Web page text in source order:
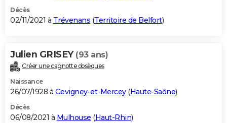
Décès
02/11/2021 à Trévenans (Territoire de Belfort)
Julien GRISEY (93 ans)
Créer une cagnotte obsèques
Naissance
26/07/1928 à Gevigney-et-Mercey(Haute-Saône)
Décès
06/08/2021 à Mulhouse (Haut-Rhin)